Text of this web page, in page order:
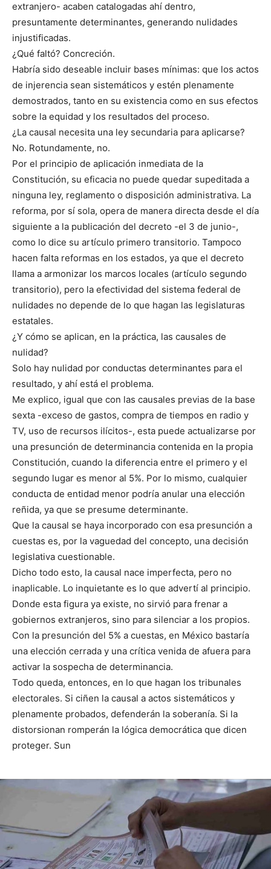
extranjero- acaben catalogadas ahí dentro,
presuntamente determinantes, generando nulidades
injustificadas.
¿Qué faltó? Concreción.
Habría sido deseable incluir bases mínimas: que los actos
de injerencia sean sistemáticos y estén plenamente
demostrados, tanto en su existencia como en sus efectos
sobre la equidad y los resultados del proceso.
¿La causal necesita una ley secundaria para aplicarse?
No. Rotundamente, no.
Por el principio de aplicación inmediata de la
Constitución, su eficacia no puede quedar supeditada a
ninguna ley, reglamento o disposición administrativa. La
reforma, por sí sola, opera de manera directa desde el día
siguiente a la publicación del decreto -el 3 de junio-,
como lo dice su artículo primero transitorio. Tampoco
hacen falta reformas en los estados, ya que el decreto
llama a armonizar los marcos locales (artículo segundo
transitorio), pero la efectividad del sistema federal de
nulidades no depende de lo que hagan las legislaturas
estatales.
¿Y cómo se aplican, en la práctica, las causales de
nulidad?
Solo hay nulidad por conductas determinantes para el
resultado, y ahí está el problema.
Me explico, igual que con las causales previas de la base
sexta -exceso de gastos, compra de tiempos en radio y
TV, uso de recursos ilícitos-, esta puede actualizarse por
una presunción de determinancia contenida en la propia
Constitución, cuando la diferencia entre el primero y el
segundo lugar es menor al 5%. Por lo mismo, cualquier
conducta de entidad menor podría anular una elección
reñida, ya que se presume determinante.
Que la causal se haya incorporado con esa presunción a
cuestas es, por la vaguedad del concepto, una decisión
legislativa cuestionable.
Dicho todo esto, la causal nace imperfecta, pero no
inaplicable. Lo inquietante es lo que advertí al principio.
Donde esta figura ya existe, no sirvió para frenar a
gobiernos extranjeros, sino para silenciar a los propios.
Con la presunción del 5% a cuestas, en México bastaría
una elección cerrada y una crítica venida de afuera para
activar la sospecha de determinancia.
Todo queda, entonces, en lo que hagan los tribunales
electorales. Si ciñen la causal a actos sistemáticos y
plenamente probados, defenderán la soberanía. Si la
distorsionan romperán la lógica democrática que dicen
proteger. Sun